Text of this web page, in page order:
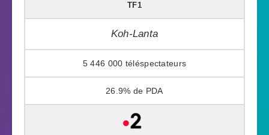
TF1
Koh-Lanta
5 446 000
26.9%